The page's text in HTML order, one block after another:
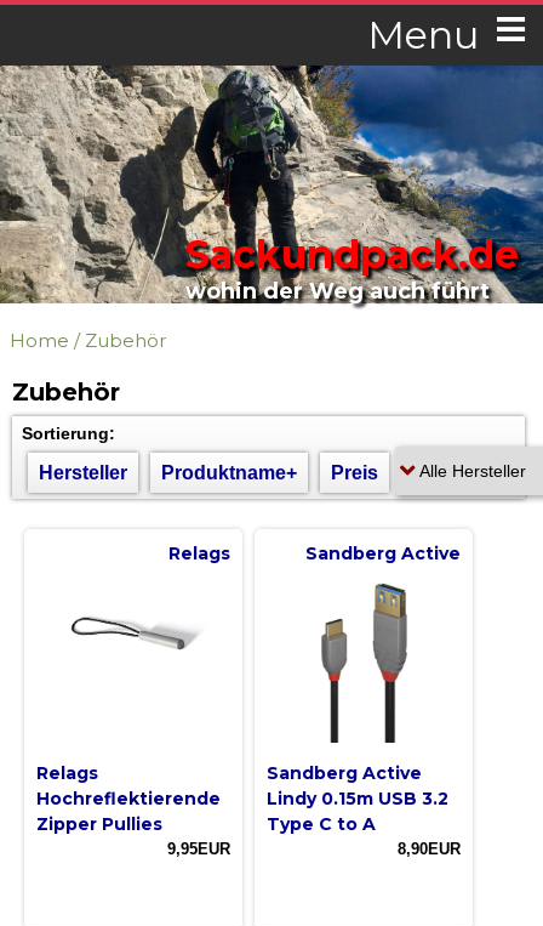
Menu
Sackundpack.de
wohin der Weg auch führt
Home / Zubehör
Zubehör
Sortierung:
Hersteller Produktname+ Preis
Relags
Relags
Hochreflektierende
Zipper Pullies
9,95EUR
Sandberg Active
Sandberg Active
Lindy 0.15m USB 3.2
Type C to A
8,90EUR